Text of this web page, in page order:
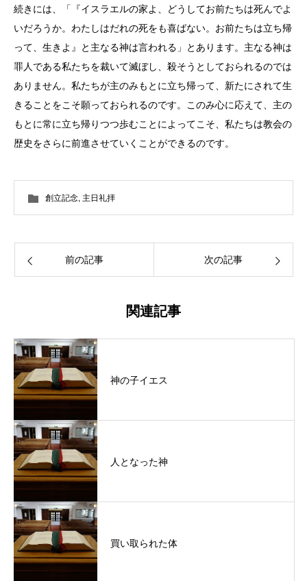
続きには、「『イスラエルの家よ、どうしてお前たちは死んでよ
いだろうか。わたしはだれの死をも喜ばない。お前たちは立ち帰
って、生きよ』と主なる神は言われる」とあります。主なる神は
罪人である私たちを裁いて滅ぼし、殺そうとしておられるのでは
ありません。私たちが主のみもとに立ち帰って、新たにされて生
きることをこそ願っておられるのです。このみ心に応えて、主の
もとに常に立ち帰りつつ歩むことによってこそ、私たちは教会の
歴史をさらに前進させていくことができるのです。
創立記念, 主日礼拝
前の記事 次の記事
関連記事
神の子イエス
人となった神
買い取られた体